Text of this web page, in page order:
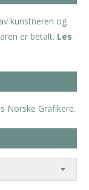
kunstneren og
er betalt. Les
Norske Grafikere.